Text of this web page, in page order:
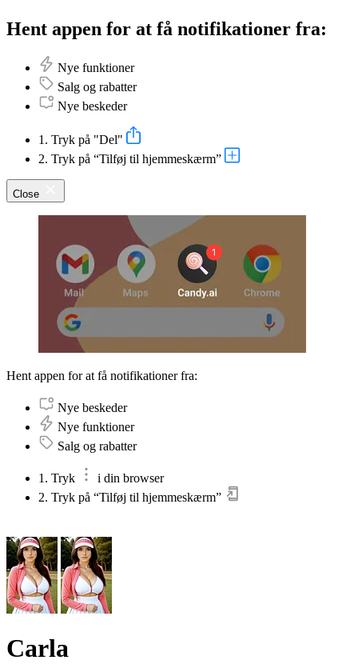
Hent appen for at få notifikationer fra:
Nye funktioner
Salg og rabatter
Nye beskeder
1. Tryk på "Del"
2. Tryk på “Tilføj til hjemmeskærm”
Close
Hent appen for at få notifikationer fra:
Nye beskeder
Nye funktioner
Salg og rabatter
1. Tryk
i din browser
2. Tryk på “Tilføj til hjemmeskærm”
Carla